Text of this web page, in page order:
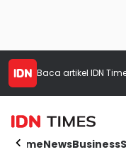
Baca artikel IDN
HomeNewsBusiness